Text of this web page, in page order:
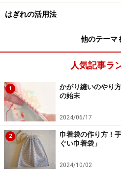
サンタと同じ要領で、
■クマ
サンタとほぼ同じ要領で、ク
リボンを貼りました。
はぎれの活用法
他のテーマ
人気記事ラ
1
かがり縫いのやり
の始末
2024/06/17
2
巾着袋の作り方！
ぐい巾着袋」
2024/10/02